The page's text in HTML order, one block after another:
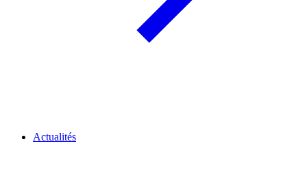
Actualités